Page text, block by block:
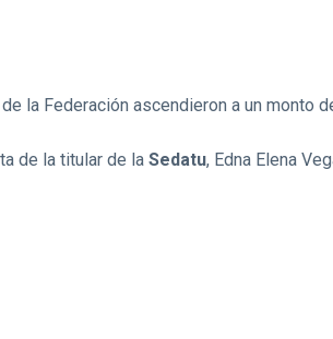
la Federación ascendieron a un monto
de la titular de la Sedatu, Edna Elena